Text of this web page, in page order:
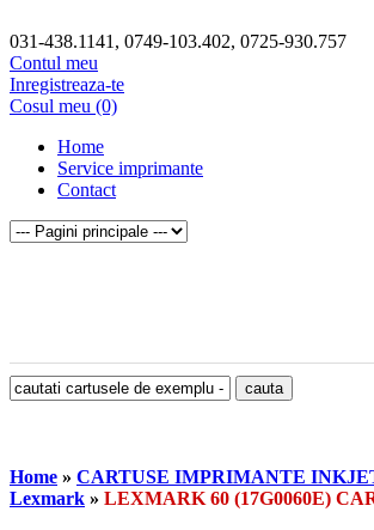
031-438.1141, 0749-103.402, 0725-930.757
Contul meu
Inregistreaza-te
Cosul meu (0)
Home
Service imprimante
Contact
Home » CARTUSE IMPRIMANTE
Lexmark » LEXMARK 60 (17G0060E)